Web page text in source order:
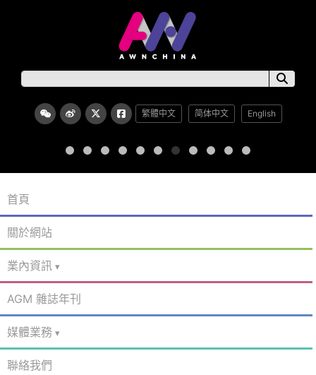
繁體中文 简体中文 English
首頁
關於網站
業內資訊
AGM 雜誌年刊
媒體業務
聯絡我們